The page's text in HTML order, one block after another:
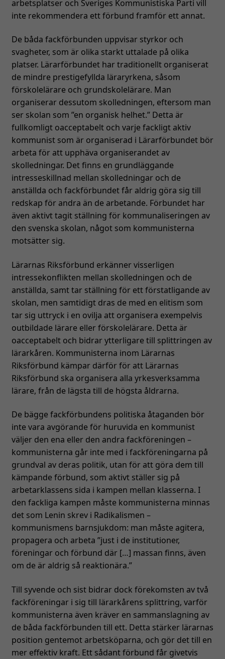
arbetsplatser och Sveriges Kommunistiska Parti vill
inte rekommendera ett förbund framför ett annat.
De båda fackförbunden uppvisar styrkor och
svagheter, som är olika starkt uttalade på olika
platser. Lärarförbundet har traditionellt organiserat
de mindre prestigefyllda läraryrkena, såsom
förskolelärare och grundskolelärare. Man
organiserar dessutom skolledningen, eftersom man
ser skolan som ”en organisk helhet.” Detta är
fullkomligt oacceptabelt och varje fackligt aktiv
kommunist som är organiserad i Lärarförbundet bör
arbeta för att upphäva organiserandet av
skolledningar. Det finns en grundläggande
intresseskillnad mellan skolledningar och de
anställda och fackförbundet får aldrig göra sig till
redskap för andra än de arbetande. Förbundet har
även aktivt tagit ställning för kommunaliseringen av
den svenska skolan, något som kommunisterna
motsätter sig.
Lärarnas Riksförbund erkänner visserligen
intressekonflikten mellan skolledningen och de
anställda, samt tar ställning för ett förstatligande av
skolan, men samtidigt dras de med en elitism som
tar sig uttryck i en ovilja att organisera exempelvis
outbildade lärare eller förskolelärare. Detta är
oacceptabelt och bidrar ytterligare till splittringen av
lärarkåren. Kommunisterna inom Lärarnas
Riksförbund kämpar därför för att Lärarnas
Riksförbund ska organisera alla yrkesverksamma
lärare, från de lägsta till de högsta åldrarna.
De bägge fackförbundens politiska åtaganden bör
inte vara avgörande för huruvida en kommunist
väljer den ena eller den andra fackföreningen –
kommunisterna går inte med i fackföreningarna på
grundval av deras politik, utan för att göra dem till
kämpande förbund, som aktivt ställer sig på
arbetarklassens sida i kampen mellan klasserna. I
den fackliga kampen måste kommunisterna minnas
det som Lenin skrev i Radikalismen –
kommunismens barnsjukdom: man måste agitera,
propagera och arbeta ”just i de institutioner,
föreningar och förbund där […] massan finns, även
om de är aldrig så reaktionära.”
Till syvende och sist bidrar dock förekomsten av två
fackföreningar i sig till lärarkårens splittring, varför
kommunisterna även kräver en sammanslagning av
de båda fackförbunden till ett. Detta stärker lärarnas
position gentemot arbetsköparna, och gör det till en
mer effektiv kraft. Ett sådant förbund får givetvis